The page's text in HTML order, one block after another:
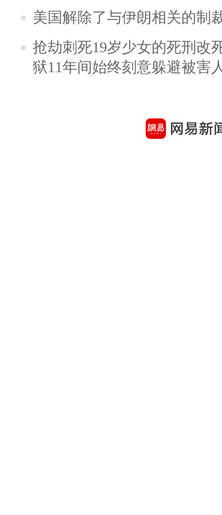
美国解除了与伊朗相关的制
抢劫刺死19岁少女的死刑改
狱11年间始终刻意躲避被害